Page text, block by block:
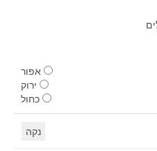
אפור
ירוק
כחול
נקה